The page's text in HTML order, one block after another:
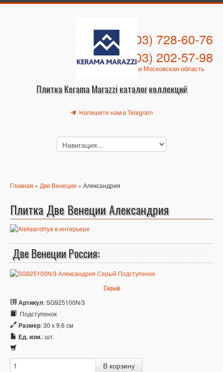
Плитка Kerama Marazzi каталог коллекций
+7 (903) 728-60-76
+7 (903) 202-57-98
Москва и Московская область
Напишите нам в Telegram
Главная » Две Венеции » Александрия
Плитка Две Венеции Александрия
Две Венеции Россия:
Серый
Артикул: SG925100N/3
Подступенок
Размер: 30 x 9,6 см
Ед. изм.: шт.